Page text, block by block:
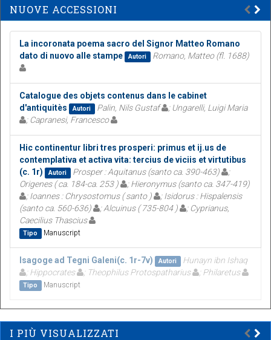
NUOVE ACCESSIONI
La incoronata poema sacro del Signor Matteo Romano
dato di nuovo alle stampe
Autori Romano, Matteo (fl. 1688)
Catalogue des objets contenus dans le cabinet
d'antiquitès
Autori Palin, Nils Gustaf
; Ungarelli, Luigi Maria
; Capranesi, Francesco
Hic continentur libri tres prosperi: primus et ij.us de
contemplativa et activa vita: tercius de viciis et virtutibus
(c. 1r)
Autori Prosper : Aquitanus (santo ca. 390-463)
;
Origenes ( ca. 184-ca. 253 )
; Hieronymus (santo ca. 347-419)
; Ioannes : Chrysostomus ( santo )
; Isidorus : Hispalensis
(santo ca. 560-636)
; Alcuinus ( 735-804 )
; Cyprianus,
Caecilius Thascius
Tipo Manuscript
Isagoge ad Tegni Galeni(c. 1r-7v) Autori
Hunayn ibn Ishaq
; Hippocrates
; Theophilus Protospatharius ; Philaretus
Tipo Manuscript
I PIÙ VISUALIZZATI